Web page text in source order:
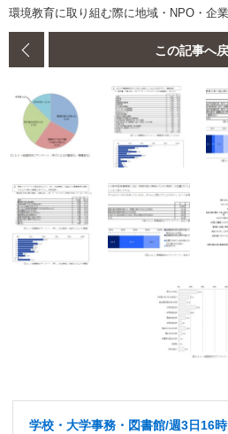
環境教育に取り組む際に地域・NPO・企
この記事へ
学校・大学事務・図書館/週3日16